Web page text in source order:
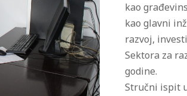
kao
kao glavni
razvoj,
Sektora za
godine.
Stručni ispit